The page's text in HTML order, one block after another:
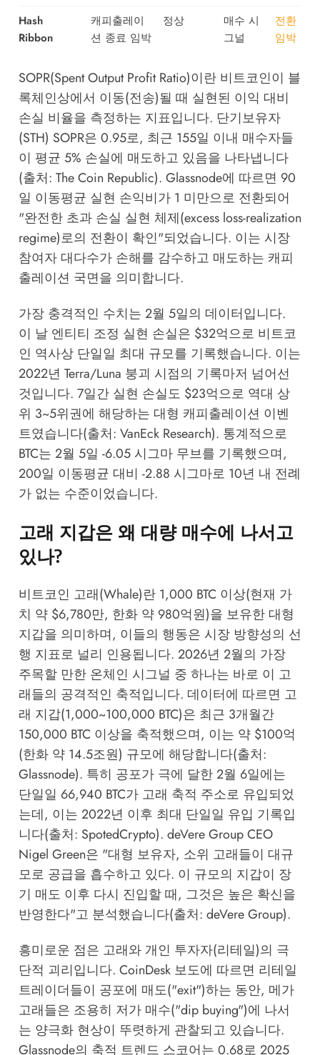
Hash
Ribbon
캐피출레이
션 종료 임박
정상
매수 시
그널
전환
임박
SOPR(Spent Output Profit Ratio)이란 비트코인이 블
록체인상에서 이동(전송)될 때 실현된 이익 대비
손실 비율을 측정하는 지표입니다. 단기보유자
(STH) SOPR은 0.95로, 최근 155일 이내 매수자들
이 평균 5% 손실에 매도하고 있음을 나타냅니다
(출처: The Coin Republic). Glassnode에 따르면 90
일 이동평균 실현 손익비가 1 미만으로 전환되어
"완전한 초과 손실 실현 체제(excess loss-realization
regime)로의 전환이 확인"되었습니다. 이는 시장
참여자 대다수가 손해를 감수하고 매도하는 캐피
출레이션 국면을 의미합니다.
가장 충격적인 수치는 2월 5일의 데이터입니다.
이 날 엔티티 조정 실현 손실은 $32억으로 비트코
인 역사상 단일일 최대 규모를 기록했습니다. 이는
2022년 Terra/Luna 붕괴 시점의 기록마저 넘어선
것입니다. 7일간 실현 손실도 $23억으로 역대 상
위 3~5위권에 해당하는 대형 캐피출레이션 이벤
트였습니다(출처: VanEck Research). 통계적으로
BTC는 2월 5일 -6.05 시그마 무브를 기록했으며,
200일 이동평균 대비 -2.88 시그마로 10년 내 전례
가 없는 수준이었습니다.
고래 지갑은 왜 대량 매수에 나서고
있나?
비트코인 고래(Whale)란 1,000 BTC 이상(현재 가
치 약 $6,780만, 한화 약 980억원)을 보유한 대형
지갑을 의미하며, 이들의 행동은 시장 방향성의 선
행 지표로 널리 인용됩니다. 2026년 2월의 가장
주목할 만한 온체인 시그널 중 하나는 바로 이 고
래들의 공격적인 축적입니다. 데이터에 따르면 고
래 지갑(1,000~100,000 BTC)은 최근 3개월간
150,000 BTC 이상을 축적했으며, 이는 약 $100억
(한화 약 14.5조원) 규모에 해당합니다(출처:
Glassnode). 특히 공포가 극에 달한 2월 6일에는
단일일 66,940 BTC가 고래 축적 주소로 유입되었
는데, 이는 2022년 이후 최대 단일일 유입 기록입
니다(출처: SpotedCrypto). deVere Group CEO
Nigel Green은 "대형 보유자, 소위 고래들이 대규
모로 공급을 흡수하고 있다. 이 규모의 지갑이 장
기 매도 이후 다시 진입할 때, 그것은 높은 확신을
반영한다"고 분석했습니다(출처: deVere Group).
흥미로운 점은 고래와 개인 투자자(리테일)의 극
단적 괴리입니다. CoinDesk 보도에 따르면 리테일
트레이더들이 공포에 매도("exit")하는 동안, 메가
고래들은 조용히 저가 매수("dip buying")에 나서
는 양극화 현상이 뚜렷하게 관찰되고 있습니다.
Glassnode의 축적 트렌드 스코어는 0.68로 2025